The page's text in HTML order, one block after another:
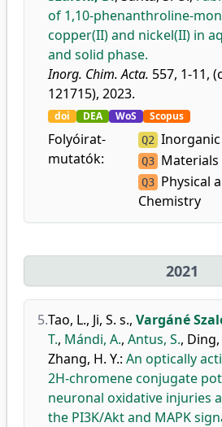
of 1,10-phenanthroline-
copper(II) and nickel(II) in
and solid phase.
Inorg. Chim. Acta. 557, 1-11,
121715), 2023.
doi DEA WoS Scopus
Folyóirat-
mutatók:
Q2
Q3
Q3 Physical
Chemistry
2021
5.Tao, L., Ji, S. s., Vargáné
T., Mándi, A., Antus, S., Ding,
Zhang, H. Y.: An optically
2H-chromene conjugate
neuronal oxidative injuries
the PI3K/Akt and MAPK